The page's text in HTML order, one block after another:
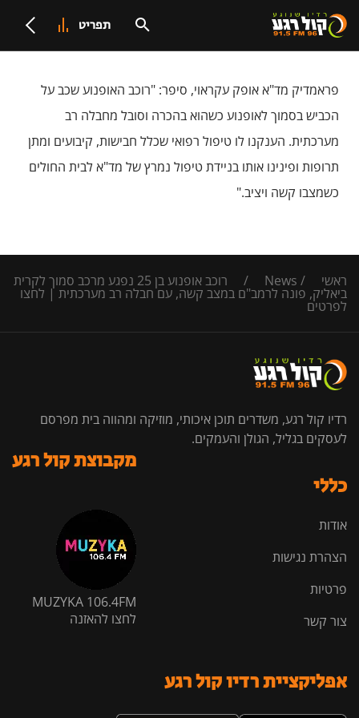
תפריט
פראמדיק מד"א אופק עקראוי, סיפר: "רוכב האופנוע שכב על
הכביש בסמוך לאופנוע כשהוא בהכרה וסובל מחבלה רב
מערכתית. הענקנו לו טיפול רפואי שכלל חבישות, קיבועים ומתן
תרופות ופינינו אותו בניידת טיפול נמרץ של מד"א לבית החולים
כשמצבו קשה ויציב."
ראשי /
News
/ רוכב אופנוע בן 25 נפגע מרכב סמוך לקרית
ביאליק, פונה לרמב"ם במצב קשה, עם חבלה רב מערכתית | לחצו
לפרטים
רדיו קול רגע, משדרים תוכן איכותי, מוזיקה ומהווה בית מפרסם
לעסקים בגליל, הגולן והעמקים.
כללי
אודות
הצהרת נגישות
פרטיות
צור קשר
מקבוצת קול רגע
MUZYKA 106.4FM
לחצו להאזנה
אפליקציית רדיו קול רגע